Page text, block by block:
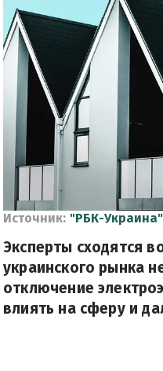
Источник: "РБК-Украина"
Эксперты сходятся
украинского рынка
отключение
влиять на сферу и